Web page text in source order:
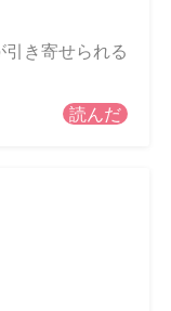
き寄せられる
読んだ